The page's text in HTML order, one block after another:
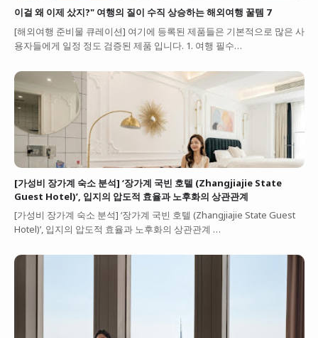
이걸 왜 이제 샀지?" 여행의 질이 수직 상승하는 해외여행 꿀템 7
[해외여행 준비물 큐레이션] 여기에 등록된 제품들은 기본적으로 많은 사
용자들에게 일정 정도 검증된 제품 입니다. 1. 여행 필수…
[가성비 장가계 숙소 분석] ‘장가계 국빈 호텔 (Zhangjiajie State
Guest Hotel)’, 입지의 압도적 효율과 노후화의 상관관계
[가성비 장가계 숙소 분석] ‘장가계 국빈 호텔 (Zhangjiajie State Guest
Hotel)’, 입지의 압도적 효율과 노후화의 상관관계 …